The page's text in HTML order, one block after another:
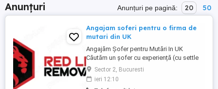
Anunțuri Anunțuri pe pagină: 20 50
Angajam soferi pentru o firma de
mutari din UK
Angajăm Șofer pentru Mutări In UK
Căutăm un șofer cu experiență (cu settle
sau pre-settle status în UK), serios,
punctual și cu responsabilitate. Dacă știi
să conduci bine, să ai grijă de marfa
Sector 2, Bucuresti
ieri 12:10